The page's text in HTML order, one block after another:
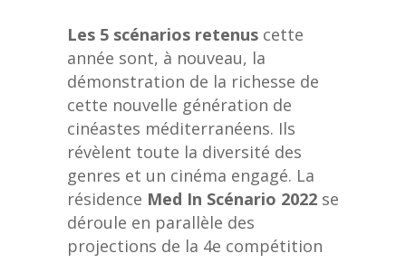
Les 5 scénarios retenus cette
année sont, à nouveau, la
démonstration de la richesse de
cette nouvelle génération de
cinéastes méditerranéens. Ils
révèlent toute la diversité des
genres et un cinéma engagé. La
résidence Med In Scénario 2022 se
déroule en parallèle des
projections de la 4e compétition